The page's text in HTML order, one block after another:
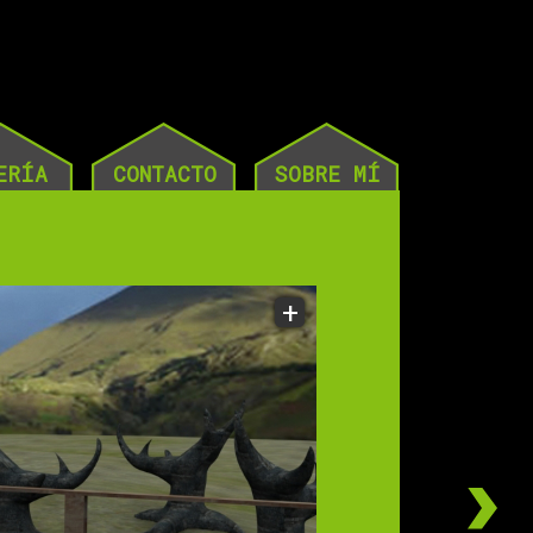
CONTACTO SOBRE MÍ
+